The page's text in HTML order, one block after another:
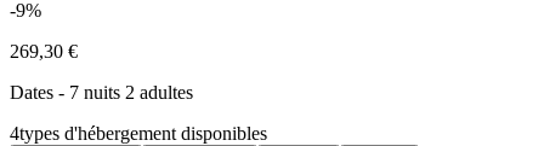
-9%
269,30 €
Dates - 7 nuits 2 adultes
4types d'hébergement disponibles